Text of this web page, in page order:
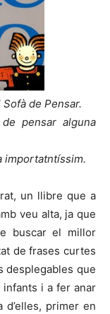
de Pensar.
pensar alguna
importatntíssim.
un llibre que a
veu alta, ja que
buscar el millor
de frases curtes
desplegables que
i a fer anar
d’elles, primer en